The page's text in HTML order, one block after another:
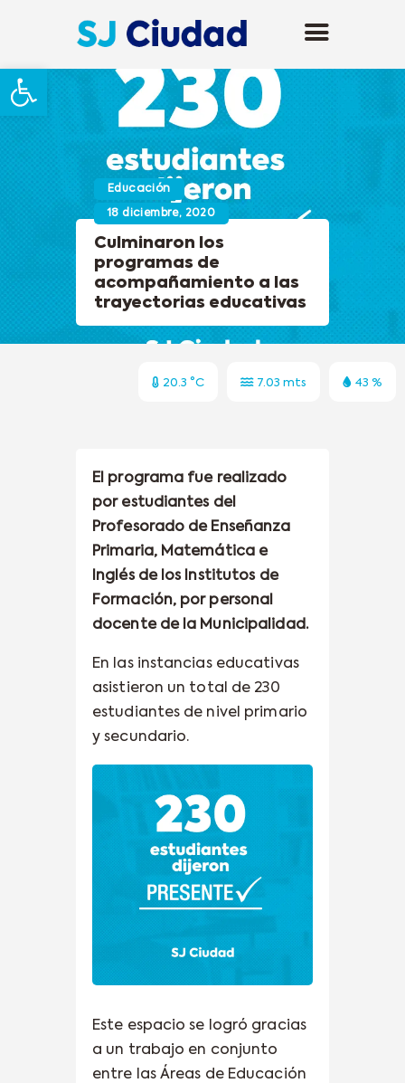
Abrir barra de herramientas
Educación
18 diciembre, 2020
Culminaron los
programas de
acompañamiento a las
trayectorias educativas
20.3 °C 7.03 mts 43 %
El programa fue realizado
por estudiantes del
Profesorado de Enseñanza
Primaria, Matemática e
Inglés de los Institutos de
Formación, por personal
docente de la Municipalidad.
En las instancias educativas
asistieron un total de 230
estudiantes de nivel primario
y secundario.
Este espacio se logró gracias
a un trabajo en conjunto
entre las Áreas de Educación